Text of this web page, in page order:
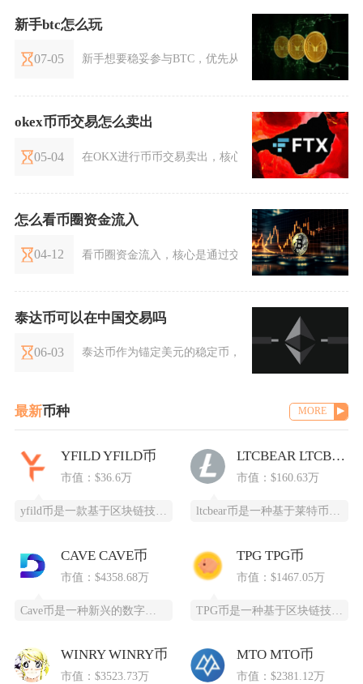
新手btc怎么玩
07-05 新手想要稳妥参与BTC，优先从头部交易所现货小额入
okex币币交易怎么卖出
05-04 在OKX进行币币交易卖出，核心流程为：登录OKX官
怎么看币圈资金流入
04-12 看币圈资金流入，核心是通过交易所净流量、巨鲸动向
泰达币可以在中国交易吗
06-03 泰达币作为锚定美元的稳定币，被监管重点关注。其虽
最新币种 MORE
YFILD YFILD币
市值：$36.6万
yfild币是一款基于区块链技术的创新型数字货币，通过去中心化的智能合约系统为用户提供安全
LTCBEAR LTCBEAR币
市值：$160.63万
ltcbear币是一种基于莱特币（LTC）生态衍生出的创新型数字货币，通过杠杆化设计为投资
CAVE CAVE币
市值：$4358.68万
TPG TPG币
市值：$1467.05万
WINRY WINRY币
市值：$3523.73万
MTO MTO币
市值：$2381.12万